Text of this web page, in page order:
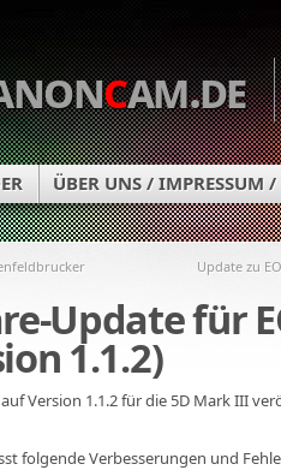
cam.de
ÜBER UNS / IMPRESSUM
Update zu
Update für
1.1.2)
Version 1.1.2 für die 5D Mark III
folgende Verbesserungen und